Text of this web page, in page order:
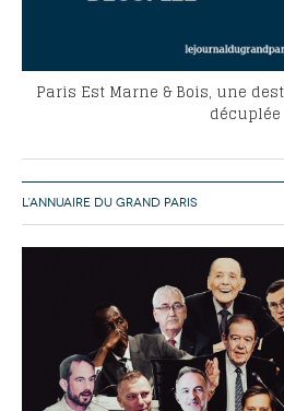
Paris Est Marne & Bois, une
décuplée
L’ANNUAIRE DU GRAND PARIS